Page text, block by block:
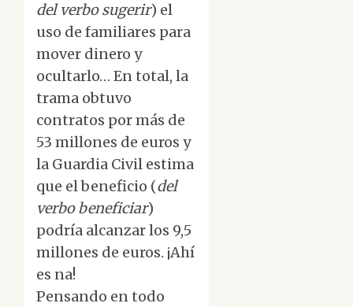
del verbo sugerir) el
uso de familiares para
mover dinero y
ocultarlo… En total, la
trama obtuvo
contratos por más de
53 millones de euros y
la Guardia Civil estima
que el beneficio (del
verbo beneficiar)
podría alcanzar los 9,5
millones de euros. ¡Ahí
es na!
Pensando en todo